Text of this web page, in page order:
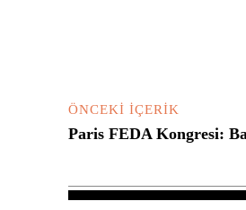
ÖNCEKI İÇERIK
Paris FEDA Kongresi: